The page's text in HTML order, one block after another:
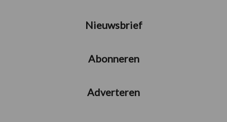
Nieuwsbrief
Abonneren
Adverteren